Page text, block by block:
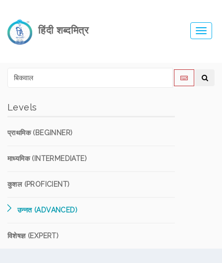
हिंदी शब्दमित्र
Levels
प्राथमिक (BEGINNER)
माध्यमिक (INTERMEDIATE)
कुशल (PROFICIENT)
उन्नत (ADVANCED)
विशेषज्ञ (EXPERT)